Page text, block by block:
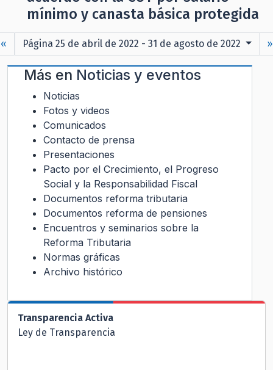
mínimo y canasta básica protegida
« Página 25 de abril de 2022 - 31 de agosto de 2022 »
Más en Noticias y eventos
Noticias
Fotos y videos
Comunicados
Contacto de prensa
Presentaciones
Pacto por el Crecimiento, el Progreso
Social y la Responsabilidad Fiscal
Documentos reforma tributaria
Documentos reforma de pensiones
Encuentros y seminarios sobre la
Reforma Tributaria
Normas gráficas
Archivo histórico
Transparencia Activa
Ley de Transparencia